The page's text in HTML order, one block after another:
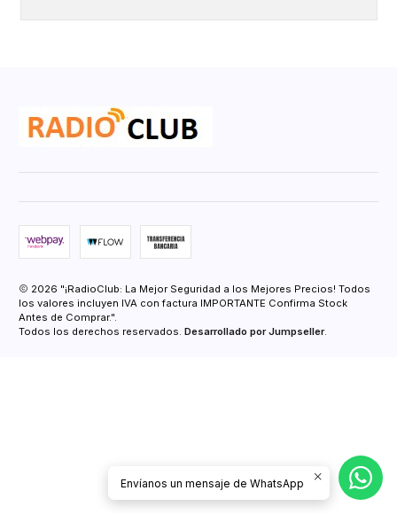
2026 "¡RadioClub: La Mejor Seguridad a los Mejores Precios! Todos
los valores incluyen IVA con factura IMPORTANTE Confirma Stock
Antes de Comprar.".
Todos los derechos reservados. Desarrollado por Jumpseller.
Envíanos un mensaje de WhatsApp